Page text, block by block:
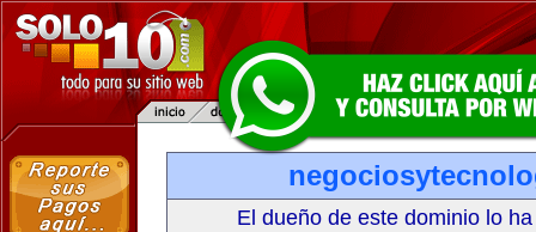
El dueño de este dominio lo